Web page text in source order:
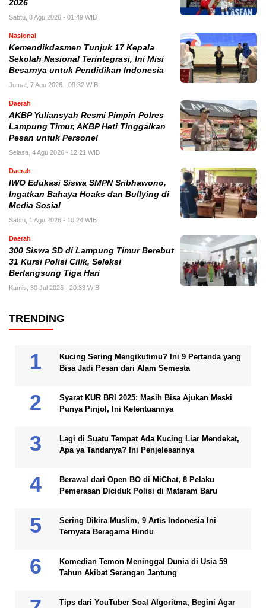
2026
Sabtu, 8 Agu 2026 - 01:49 WIB
Nasional
Kemendikdasmen Tunjuk 17 Kepala
Sekolah Nasional Terintegrasi, Ini Misi
Besarnya untuk Pendidikan Indonesia
Jumat, 7 Agu 2026 - 09:32 WIB
Daerah
AKBP Yuliansyah Resmi Pimpin Polres
Lampung Timur, AKBP Heti Tinggalkan
Pesan untuk Personel
Selasa, 4 Agu 2026 - 12:21 WIB
Daerah
IWO Edukasi Siswa SMPN Sribhawono,
Ingatkan Bahaya Hoaks dan Bullying di
Media Sosial
Sabtu, 1 Agu 2026 - 10:24 WIB
Daerah
300 Siswa SD di Lampung Timur Berebut
31 Kursi Polisi Cilik, Seleksi
Berlangsung Tiga Hari
Kamis, 30 Jul 2026 - 20:33 WIB
TRENDING
Kucing Sering Mengikutimu? Ini 9 Pertanda yang
Bisa Jadi Pesan dari Alam Semesta
Syarat KUR BRI 2025: Masih Bisa Ajukan Meski
Punya Pinjol, Ini Ketentuannya
Lagi di Suatu Tempat Ada Kucing Liar Mendekat,
Apa ya Tandanya? Ini Penjelesannya
Berawal dari Open BO di MiChat, 8 Pelaku
Pemerasan Diciduk Polisi di Mataram Baru
Sering Dikira Muslim, 9 Artis Indonesia Ini
Ternyata Beragama Hindu
Komedian Temon Meninggal Dunia di Usia 59
Tahun Akibat Serangan Jantung
Tips dari YouTuber Soal Algoritma, Begini Agar